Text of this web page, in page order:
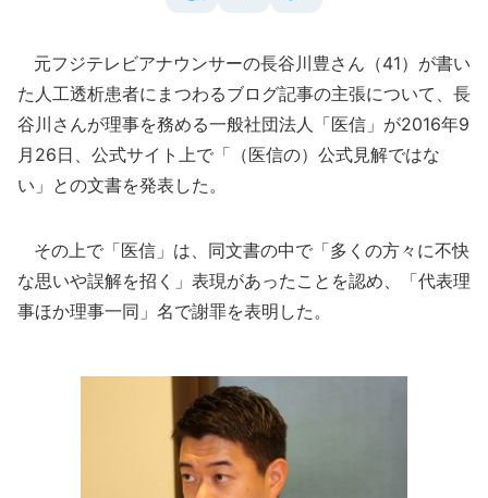
元フジテレビアナウンサーの長谷川豊さん（41）が書い
た人工透析患者にまつわるブログ記事の主張について、長
谷川さんが理事を務める一般社団法人「医信」が2016年9
月26日、公式サイト上で「（医信の）公式見解ではな
い」との文書を発表した。
その上で「医信」は、同文書の中で「多くの方々に不快
な思いや誤解を招く」表現があったことを認め、「代表理
事ほか理事一同」名で謝罪を表明した。